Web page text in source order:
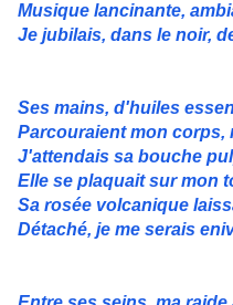
Musique lancinante,
Je jubilais, dans le noir,
Ses mains, d'huiles
Parcouraient mon corps,
J'attendais sa bouche
Elle se plaquait sur mon
Sa rosée volcanique
Détaché, je me serais